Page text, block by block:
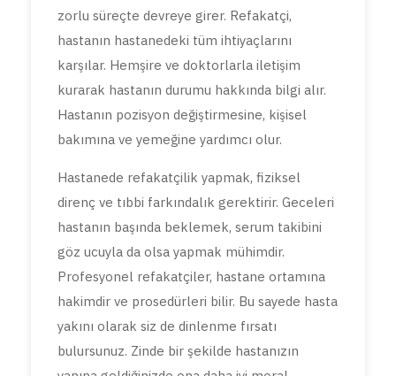
zorlu süreçte devreye girer. Refakatçi,
hastanın hastanedeki tüm ihtiyaçlarını
karşılar. Hemşire ve doktorlarla iletişim
kurarak hastanın durumu hakkında bilgi alır.
Hastanın pozisyon değiştirmesine, kişisel
bakımına ve yemeğine yardımcı olur.
Hastanede refakatçilik yapmak, fiziksel
direnç ve tıbbi farkındalık gerektirir. Geceleri
hastanın başında beklemek, serum takibini
göz ucuyla da olsa yapmak mühimdir.
Profesyonel refakatçiler, hastane ortamına
hakimdir ve prosedürleri bilir. Bu sayede hasta
yakını olarak siz de dinlenme fırsatı
bulursunuz. Zinde bir şekilde hastanızın